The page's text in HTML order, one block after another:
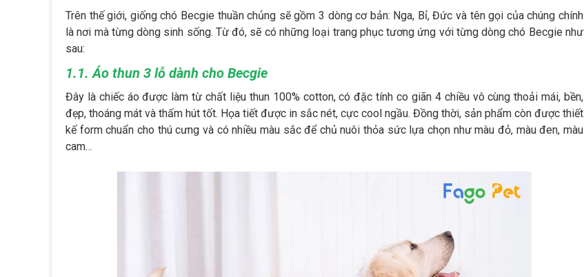
Trên thế giới, giống chó Becgie thuần chủng sẽ gồm 3 dòng cơ bản: Nga, Bỉ, Đức và tên gọi của chúng chính
là nơi mà từng dòng sinh sống. Từ đó, sẽ có những loại trang phục tương ứng với từng dòng chó Becgie như
sau:
1.1. Áo thun 3 lỗ dành cho Becgie
Đây là chiếc áo được làm từ chất liệu thun 100% cotton, có đặc tính co giãn 4 chiều vô cùng thoải mái, bền,
đẹp, thoáng mát và thấm hút tốt. Họa tiết được in sắc nét, cực cool ngầu. Đồng thời, sản phẩm còn được thiết
kế form chuẩn cho thú cưng và có nhiều màu sắc để chủ nuôi thỏa sức lựa chọn như màu đỏ, màu đen, màu
cam…